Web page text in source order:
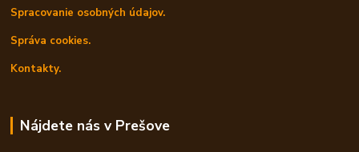
Spracovanie osobných údajov.
Správa cookies.
Kontakty.
Nájdete nás v Prešove